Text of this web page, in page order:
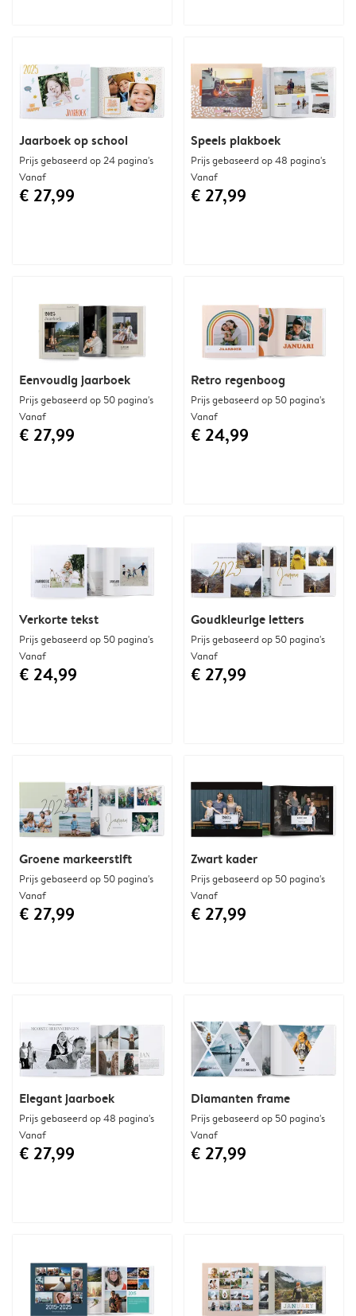
Verkorte tekst
Prijs gebaseerd op 50 pagina's
Vanaf
€ 24,99
Retro regenboog
Prijs gebaseerd op 50 pagina's
Vanaf
€ 24,99
Diamanten frame
Prijs gebaseerd op 50 pagina's
Vanaf
€ 27,99
Zwart kader
Prijs gebaseerd op 50 pagina's
Vanaf
€ 27,99
Eenvoudig jaarboek
Prijs gebaseerd op 50 pagina's
Vanaf
€ 27,99
Jaarboek op school
Prijs gebaseerd op 24 pagina's
Vanaf
€ 27,99
Elegant jaarboek
Prijs gebaseerd op 48 pagina's
Vanaf
€ 27,99
Speels plakboek
Prijs gebaseerd op 48 pagina's
Vanaf
€ 27,99
Goudkleurige letters
Prijs gebaseerd op 50 pagina's
Vanaf
€ 27,99
Groene markeerstift
Prijs gebaseerd op 50 pagina's
Vanaf
€ 27,99